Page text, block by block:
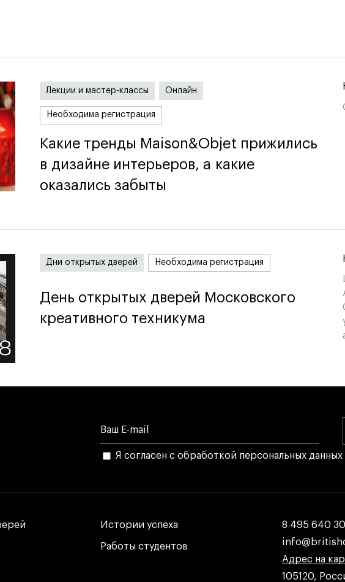
Лекции и мастер-классы Онлайн
Необходима регистрация
Какие тренды Maison&Objet прижились
в дизайне интерьеров, а какие
оказались забыты
Какие тренды Maison&Objet прижились
в дизайне интерьеров, а какие
оказались забыты
Дни открытых дверей Необходима регистрация
День открытых дверей Московского
креативного техникума
День открытых дверей Московского
креативного техникума
Я согласен с обработкой персональных данных
Истории успеха
Истории успеха
Работы студентов
Работы студентов
8 495 640
8 495 640
Адрес на
Адрес на
Адрес на
105120,